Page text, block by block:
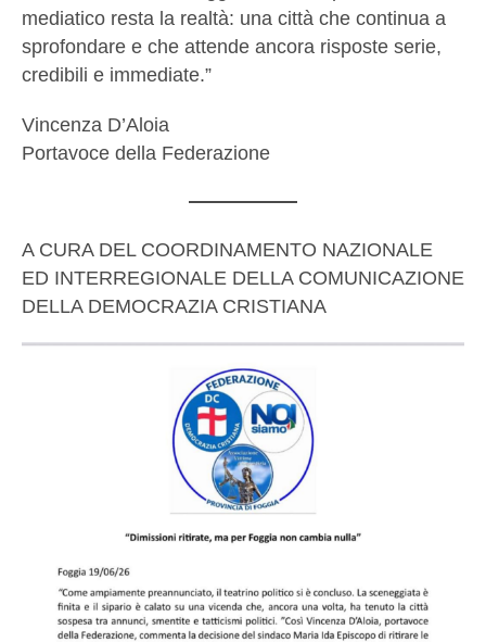
mediatico resta la realtà: una città che continua a
sprofondare e che attende ancora risposte serie,
credibili e immediate.”
Vincenza D’Aloia
Portavoce della Federazione
A CURA DEL COORDINAMENTO NAZIONALE
ED INTERREGIONALE DELLA COMUNICAZIONE
DELLA DEMOCRAZIA CRISTIANA